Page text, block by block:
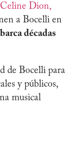
Celine Dion,
a Bocelli en
décadas
de Bocelli para
y públicos,
musical